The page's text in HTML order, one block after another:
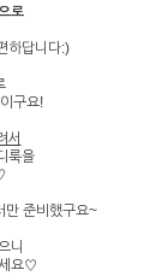
로
하답니다:)
구요!
서
룩을
만 준비했구요~
니
요♡